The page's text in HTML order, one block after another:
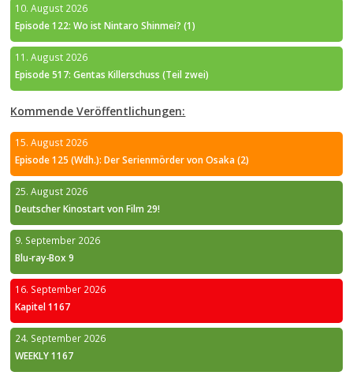
10. August 2026
Episode 122: Wo ist Nintaro Shinmei? (1)
11. August 2026
Episode 517: Gentas Killerschuss (Teil zwei)
Kommende Veröffentlichungen:
15. August 2026
Episode 125 (Wdh.): Der Serienmörder von Osaka (2)
25. August 2026
Deutscher Kinostart von Film 29!
9. September 2026
Blu-ray-Box 9
16. September 2026
Kapitel 1167
24. September 2026
WEEKLY 1167